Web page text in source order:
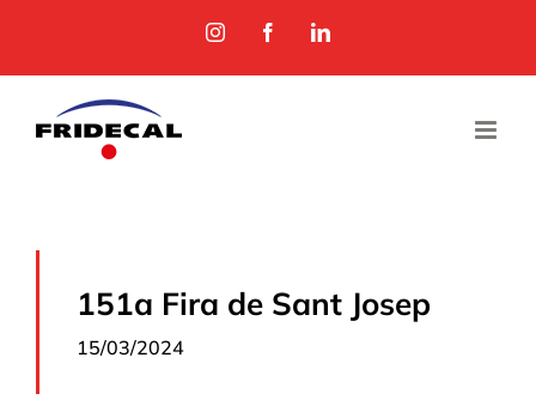
content
InstagramFacebookLinkedIn
151a Fira de Sant Josep
15/03/2024